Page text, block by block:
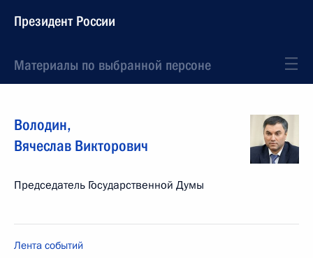
Президент России
Материалы по выбранной персоне
Володин,
Вячеслав Викторович
Председатель Государственной Думы
Лента событий